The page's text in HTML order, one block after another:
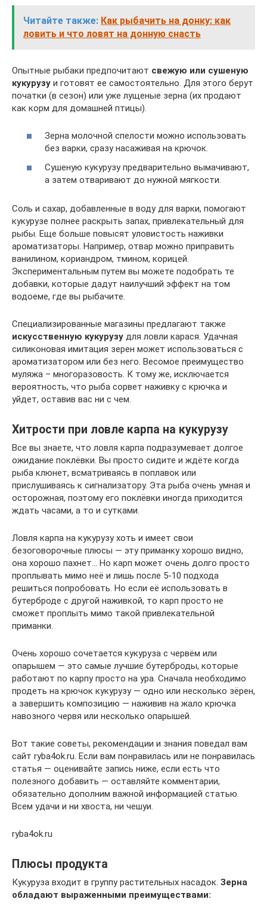
Читайте также: Как рыбачить на донку: как
ловить и что ловят на донную снасть
Опытные рыбаки предпочитают свежую или сушеную
кукурузу и готовят ее самостоятельно. Для этого берут
початки (в сезон) или уже лущеные зерна (их продают
как корм для домашней птицы).
Зерна молочной спелости можно использовать
без варки, сразу насаживая на крючок.
Сушеную кукурузу предварительно вымачивают,
а затем отваривают до нужной мягкости.
Соль и сахар, добавленные в воду для варки, помогают
кукурузе полнее раскрыть запах, привлекательный для
рыбы. Еще больше повысят уловистость наживки
ароматизаторы. Например, отвар можно приправить
ванилином, кориандром, тмином, корицей.
Экспериментальным путем вы можете подобрать те
добавки, которые дадут наилучший эффект на том
водоеме, где вы рыбачите.
Специализированные магазины предлагают также
искусственную кукурузу для ловли карася. Удачная
силиконовая имитация зерен может использоваться с
ароматизатором или без него. Весомое преимущество
муляжа – многоразовость. К тому же, исключается
вероятность, что рыба сорвет наживку с крючка и
уйдет, оставив вас ни с чем.
Хитрости при ловле карпа на кукурузу
Все вы знаете, что ловля карпа подразумевает долгое
ожидание поклёвки. Вы просто сидите и ждёте когда
рыба клюнет, всматриваясь в поплавок или
прислушиваясь к сигнализатору. Эта рыба очень умная и
осторожная, поэтому его поклёвки иногда приходится
ждать часами, а то и сутками.
Ловля карпа на кукурузу хоть и имеет свои
безоговорочные плюсы — эту приманку хорошо видно,
она хорошо пахнет… Но карп может очень долго просто
проплывать мимо неё и лишь после 5-10 подхода
решиться попробовать. Но если её использовать в
бутерброде с другой наживкой, то карп просто не
сможет проплыть мимо такой привлекательной
приманки.
Очень хорошо сочетается кукуруза с червём или
опарышем — это самые лучшие бутерброды, которые
работают по карпу просто на ура. Сначала необходимо
продеть на крючок кукурузу — одно или несколько зёрен,
а завершить композицию — наживив на жало крючка
навозного червя или несколько опарышей.
Вот такие советы, рекомендации и знания поведал вам
сайт ryba4ok.ru. Если вам понравилась или не понравилась
статья — оценивайте запись ниже, если есть что
полезного добавить — оставляйте комментарии,
обязательно дополним важной информацией статью.
Всем удачи и ни хвоста, ни чешуи.
ryba4ok.ru
Плюсы продукта
Кукуруза входит в группу растительных насадок. Зерна
обладают выраженными преимуществами: